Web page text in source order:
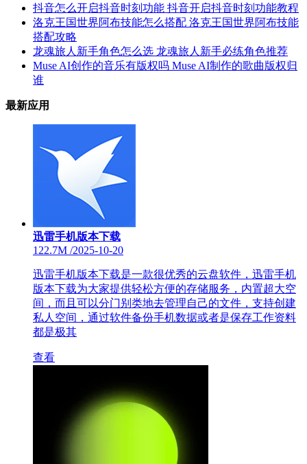
抖音怎么开启抖音时刻功能 抖音开启抖音时刻功能教程
洛克王国世界阿布技能怎么搭配 洛克王国世界阿布技能
搭配攻略
龙魂旅人新手角色怎么选 龙魂旅人新手必练角色推荐
Muse AI创作的音乐有版权吗 Muse AI制作的歌曲版权归
谁
最新应用
迅雷手机版本下载
122.7M /2025-10-20
迅雷手机版本下载是一款很优秀的云盘软件，迅雷手机
版本下载为大家提供轻松方便的存储服务，内置超大空
间，而且可以分门别类地去管理自己的文件，支持创建
私人空间，通过软件备份手机数据或者是保存工作资料
都是极其
查看